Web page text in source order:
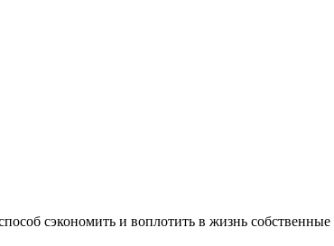
сэкономить и воплотить в жизнь собственные